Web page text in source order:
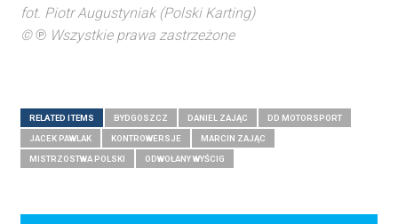
fot. Piotr Augustyniak (Polski Karting)
©℗Wszystkie prawa zastrzeżone
RELATED ITEMS BYDGOSZCZ DANIEL ZAJĄC DD MOTORSPORT
JACEK PAWLAK KONTROWERSJE MARCIN ZAJĄC
MISTRZOSTWA POLSKI ODWOŁANY WYŚCIG